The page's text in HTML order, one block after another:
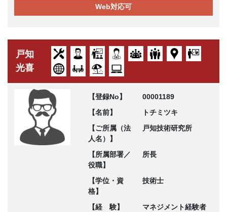
Web対応可
戸知
光喜
【登録No】
00001189
【名前】
トチミツキ
【ご所属（法
人名）】
戸知技術研究所
【所属部署／
役職】
所長
【学位・資
格】
技術士
【経 験】
マネジメント経験者